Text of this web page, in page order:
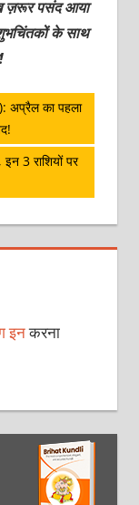
ज़रूर पसंद आया
के साथ
अप्रैल का पहला
3 राशियों पर
इनकरना